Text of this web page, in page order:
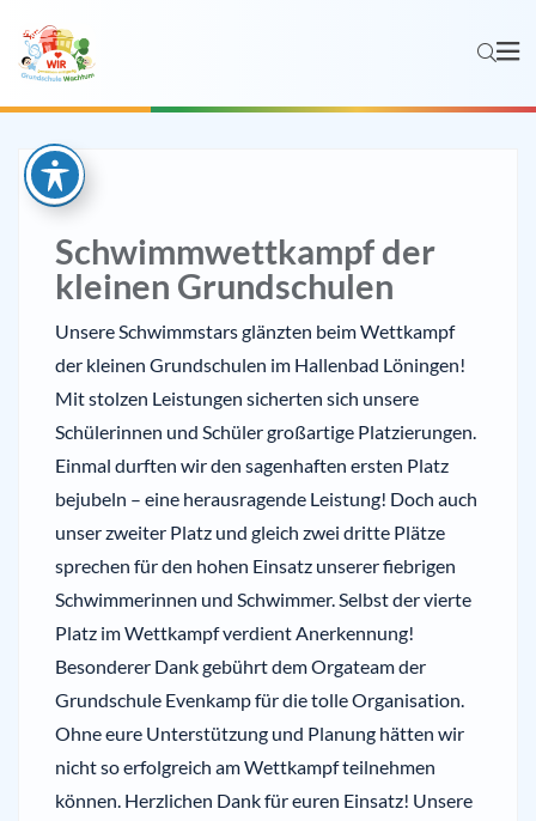
Schwimmwettkampf der
kleinen Grundschulen
Unsere Schwimmstars glänzten beim Wettkampf
der kleinen Grundschulen im Hallenbad Löningen!
Mit stolzen Leistungen sicherten sich unsere
Schülerinnen und Schüler großartige Platzierungen.
Einmal durften wir den sagenhaften ersten Platz
bejubeln – eine herausragende Leistung! Doch auch
unser zweiter Platz und gleich zwei dritte Plätze
sprechen für den hohen Einsatz unserer fiebrigen
Schwimmerinnen und Schwimmer. Selbst der vierte
Platz im Wettkampf verdient Anerkennung!
Besonderer Dank gebührt dem Orgateam der
Grundschule Evenkamp für die tolle Organisation.
Ohne eure Unterstützung und Planung hätten wir
nicht so erfolgreich am Wettkampf teilnehmen
können. Herzlichen Dank für euren Einsatz! Unsere